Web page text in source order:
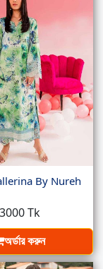
By Nureh
3000 Tk
অর্ডার করুন